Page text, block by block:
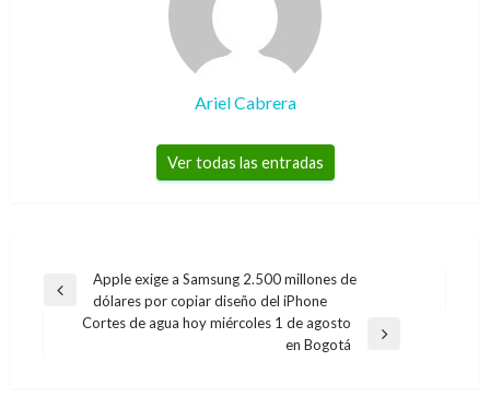
Ariel Cabrera
Ver todas las entradas
Navegación
Entrada
anterior
Apple exige a Samsung 2.500 millones de
dólares por copiar diseño del iPhone
Cortes de agua hoy miércoles 1 de agosto
en Bogotá